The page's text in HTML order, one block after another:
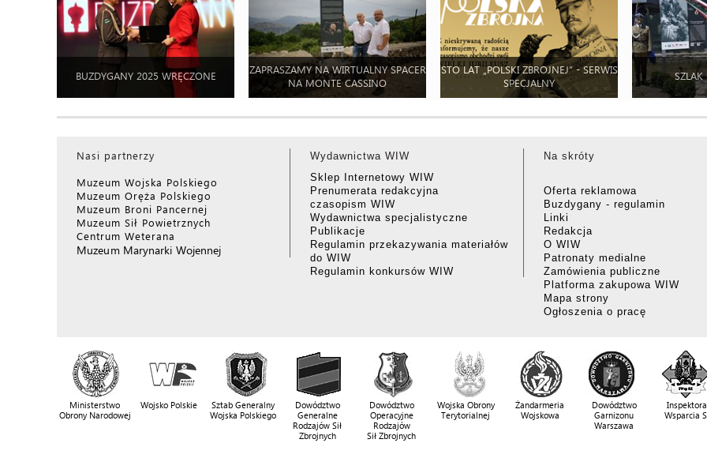
BUZDYGANY 2025 WRĘCZONE
ZAPRASZAMY NA WIRTUALNY SPACER
NA MONTE CASSINO
STO LAT „POLSKI ZBROJNEJ” - SERWIS
SPECJALNY
SZLAK
Nasi partnerzy
Muzeum Wojska Polskiego
Muzeum Oręża Polskiego
Muzeum Broni Pancernej
Muzeum Sił Powietrznych
Centrum Weterana
Muzeum Marynarki Wojennej
Wydawnictwa WIW
Sklep Internetowy WIW
Prenumerata redakcyjna
czasopism WIW
Wydawnictwa specjalistyczne
Publikacje
Regulamin przekazywania materiałów
do WIW
Regulamin konkursów WIW
Na skróty
Oferta reklamowa
Buzdygany - regulamin
Linki
Redakcja
O WIW
Patronaty medialne
Zamówienia publiczne
Platforma zakupowa WIW
Mapa strony
Ogłoszenia o pracę
Ministerstwo
Obrony Narodowej
Wojsko Polskie
Sztab Generalny
Wojska Polskiego
Dowództwo
Generalne
Rodzajów Sił
Zbrojnych
Dowództwo
Operacyjne
Rodzajów
Sił Zbrojnych
Wojska Obrony
Terytorialnej
Żandarmeria
Wojskowa
Dowództwo
Garnizonu
Warszawa
Wsparcia